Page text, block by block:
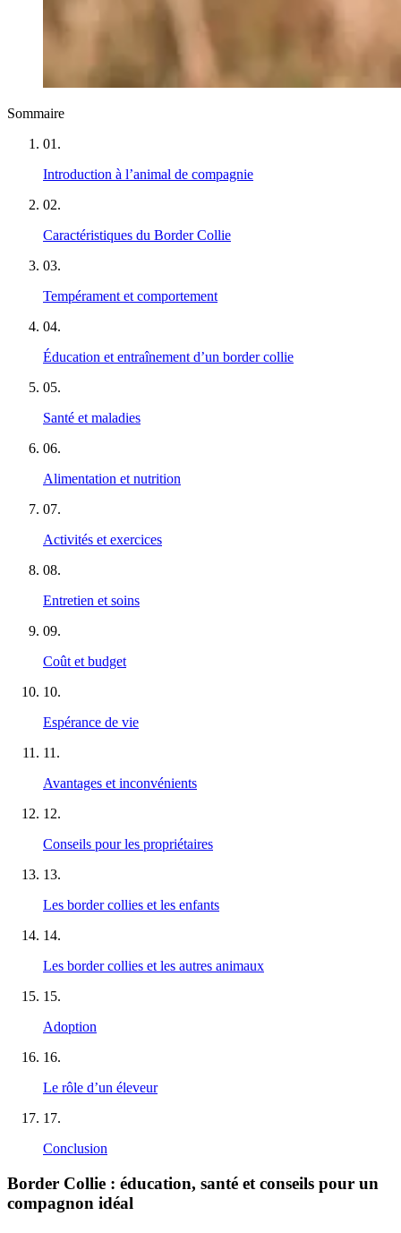
Sommaire
01 .
Introduction à l’animal de compagnie
02.
Caractéristiques du Border Collie
03.
Tempérament et comportement
04.
Éducation et entraînement d’un border collie
05.
Santé et maladies
06.
Alimentation et nutrition
07.
Activités et exercices
08.
Entretien et soins
09.
Coût et budget
10.
Espérance de vie
11 .
Avantages et inconvénients
12.
Conseils pour les propriétaires
13.
Les border collies et les enfants
14.
Les border collies et les autres animaux
15.
Adoption
16.
Le rôle d’un éleveur
17.
Conclusion
Border Collie : éducation, santé et conseils pour un
compagnon idéal